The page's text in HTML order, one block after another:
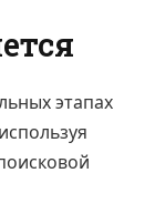
этапах